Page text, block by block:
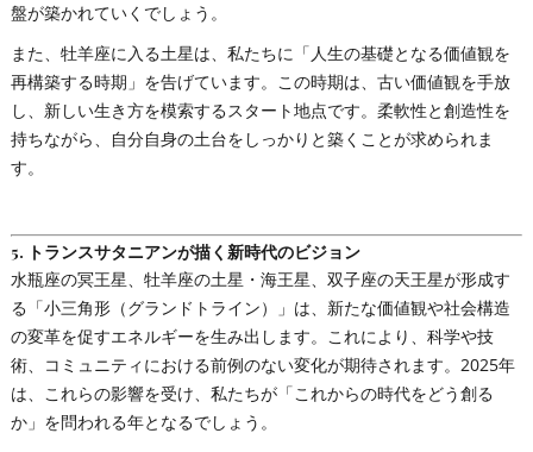
盤が築かれていくでしょう。
また、牡羊座に入る土星は、私たちに「人生の基礎となる価値観を
再構築する時期」を告げています。この時期は、古い価値観を手放
し、新しい生き方を模索するスタート地点です。柔軟性と創造性を
持ちながら、自分自身の土台をしっかりと築くことが求められま
す。
5. トランスサタニアンが描く新時代のビジョン
水瓶座の冥王星、牡羊座の土星・海王星、双子座の天王星が形成す
る「小三角形（グランドトライン）」は、新たな価値観や社会構造
の変革を促すエネルギーを生み出します。これにより、科学や技
術、コミュニティにおける前例のない変化が期待されます。2025年
は、これらの影響を受け、私たちが「これからの時代をどう創る
か」を問われる年となるでしょう。